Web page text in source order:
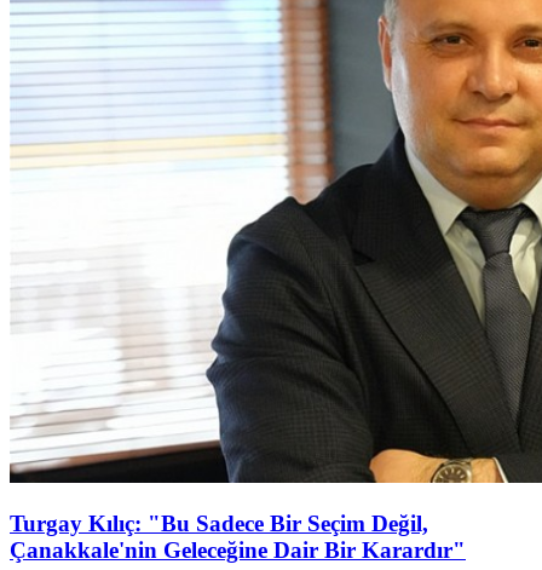
Turgay Kılıç: "Bu Sadece Bir Seçim Değil,
Çanakkale'nin Geleceğine Dair Bir Karardır"